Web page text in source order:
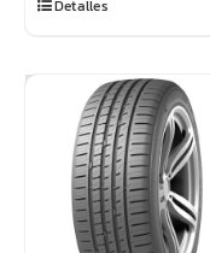
XL
cantidad
Detalles